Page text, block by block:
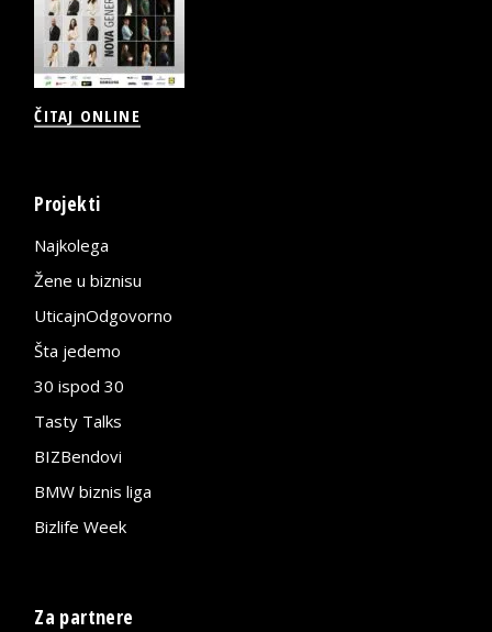
ČITAJ ONLINE
Projekti
Najkolega
Žene u biznisu
UticajnOdgovorno
Šta jedemo
30 ispod 30
Tasty Talks
BIZBendovi
BMW biznis liga
Bizlife Week
Za partnere